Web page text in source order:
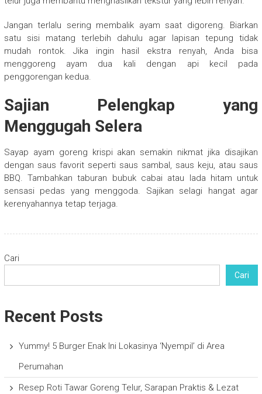
Jangan terlalu sering membalik ayam saat digoreng. Biarkan
satu sisi matang terlebih dahulu agar lapisan tepung tidak
mudah rontok. Jika ingin hasil ekstra renyah, Anda bisa
menggoreng ayam dua kali dengan api kecil pada
penggorengan kedua.
Sajian Pelengkap yang
Menggugah Selera
Sayap ayam goreng krispi akan semakin nikmat jika disajikan
dengan saus favorit seperti saus sambal, saus keju, atau saus
BBQ. Tambahkan taburan bubuk cabai atau lada hitam untuk
sensasi pedas yang menggoda. Sajikan selagi hangat agar
kerenyahannya tetap terjaga.
Cari
Cari
Recent Posts
Yummy! 5 Burger Enak Ini Lokasinya ‘Nyempil’ di Area
Perumahan
Resep Roti Tawar Goreng Telur, Sarapan Praktis & Lezat